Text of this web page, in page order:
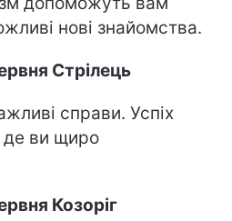
нові знайомства.
Стрілець
справи. Успіх
де ви щиро
Козоріг